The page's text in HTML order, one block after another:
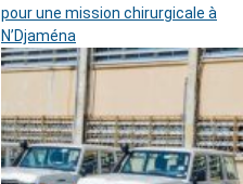
pour une mission chirurgicale à
N’Djaména